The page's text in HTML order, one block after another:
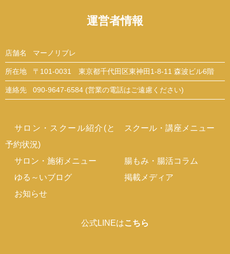
運営者情報
店舗名 マーノリブレ
所在地 〒101-0031 東京都千代田区東神田1-8-11 森波ビル6階
連絡先 090-9647-6584 (営業の電話はご遠慮ください)
サロン・スクール紹介(と
予約状況)
スクール・講座メニュー
サロン・施術メニュー
腸もみ・腸活コラム
ゆる～いブログ
掲載メディア
お知らせ
公式LINEはこちら